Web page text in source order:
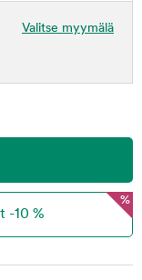
Valitse myymälä
%